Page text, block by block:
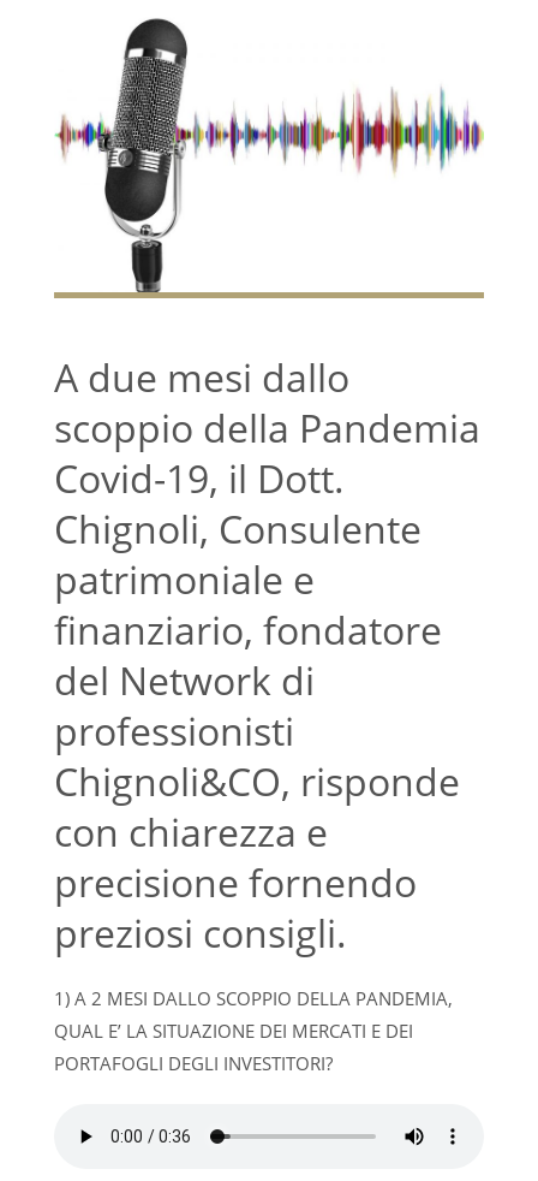
A due mesi dallo
scoppio della Pandemia
Covid-19, il Dott.
Chignoli, Consulente
patrimoniale e
finanziario, fondatore
del Network di
professionisti
Chignoli&CO, risponde
con chiarezza e
precisione fornendo
preziosi consigli.
1) A 2 MESI DALLO SCOPPIO DELLA PANDEMIA,
QUAL E’ LA SITUAZIONE DEI MERCATI E DEI
PORTAFOGLI DEGLI INVESTITORI?